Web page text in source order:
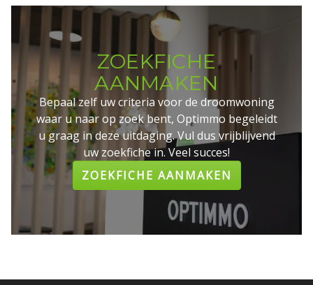
ZOEKFICHE
AANMAKEN
Bepaal zelf uw criteria voor de droomwoning
waar u naar op zoek bent, Optimmo begeleidt
u graag in deze uitdaging. Vul dus vrijblijvend
uw zoekfiche in. Veel succes!
ZOEKFICHE AANMAKEN